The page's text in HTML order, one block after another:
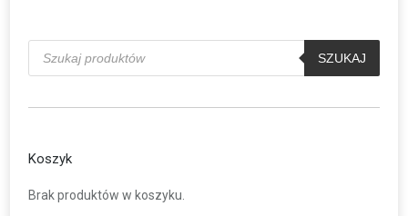
Wyszukiwarka
produktów
SZUKAJ
Koszyk
Brak produktów w koszyku.